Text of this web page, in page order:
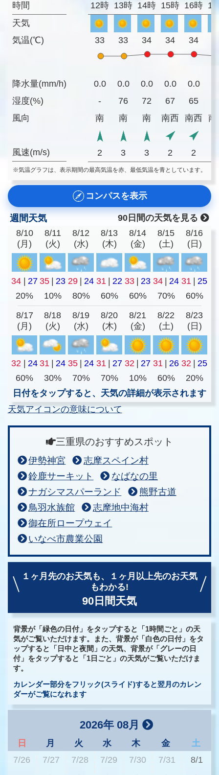
時間
天気
気温(℃)
降水量(mm/h)
湿度(%)
風向
風速(m/s)
12時 13時 14時 15時 16時
33 33 34 34 34
0.0 0.0 0.0 0.0 0.0
-
76 72 67 65
南
南 南 南西 南西 南
2 3 3 2 2
※気温グラフは、表示期間の最高気温を赤、最低気温を青としています。
コンパスを表示
週間天気
90日間の天気を見る
8/10
(月)
8/11
(火)
8/12
(水)
8/13
(木)
8/14
(金)
8/15
(土)
8/16
(日)
34 27 35 23 29 24 31 22 33 23 34 24 31
25
20%
10% 80% 60% 60% 70% 60%
8/17
(月)
8/18
(火)
8/19
(水)
8/20
(木)
8/21
(金)
8/22
(土)
8/23
(日)
32 24 31 24 35 24 31 27 32 27 31 26 32
25
60%
30% 70% 70% 10% 60%
20%
日付をタップすると、天気の詳細が表示されます
天気アイコンの意味について
三重県のおすすめスポット
伊勢神宮
志摩スペイン村
鈴鹿サーキット
なばなの里
ナガシマスパーランド
熊野古道
鳥羽水族館
志摩地中海村
御在所ロープウェイ
いなべ市農業公園
１ヶ月先のお天気も、
１ヶ月以上先のお天気
もわかる!
90日間天気
背景が「緑色の日付」をタップすると「1時間ごと」の天
気がご覧いただけます。また、背景が「白色の日付」をタ
ップすると「日中と夜間」の天気、背景が「グレーの日
付」をタップすると「1日ごと」の天気がご覧いただけま
す。
カレンダー部分をフリック(スライド)すると翌月のカレン
ダーがご覧になれます
2026年 08月
日 月 火 水 木 金
土
7/26
7/27 7/28 7/29 7/30 7/31 8/1